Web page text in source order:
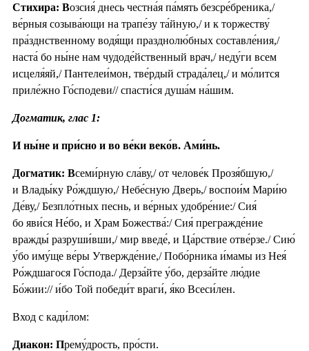
Стихира: Возсия́ днесь честна́я па́мять безсре́бреника,/
ве́рныя созыва́ющи на трапе́зу та́йную,/ и к торжеству́
пра́зднственному водя́щи празднолю́бных составле́ния,/
наста́ бо ны́не нам чудоде́йственный врач,/ неду́ги всем
исцеля́яй,/ Пантелеи́мон, тве́рдый страда́лец,/ и мо́лится
приле́жно Го́сподеви// спасти́ся душа́м на́шим.
Догматик, глас 1:
И ны́не и при́сно и во ве́ки веко́в. Ами́нь.
Догматик: Всеми́рную сла́ву,/ от челове́к Прозя́бшую,/
и Влады́ку Ро́ждшую,/ Небе́сную Дверь,/ воспои́м Мари́ю
Де́ву,/ Безпло́тных песнь, и ве́рных удобре́ние:/ Сия́
бо яви́ся Не́бо, и Храм Божества́:/ Сия́ прегражде́ние
вражды́ разруши́вши,/ мир введе́, и Ца́рствие отве́рзе./ Сию́
у́бо иму́ще ве́ры Утвержде́ние,/ Побо́рника и́мамы из Нея́
Ро́ждшагося Го́спода./ Дерза́йте у́бо, дерза́йте лю́дие
Бо́жии:// и́бо Той победи́т враги́, я́ко Всеси́лен.
Вход с кади́лом:
Диакон: Прему́дрость, про́сти.